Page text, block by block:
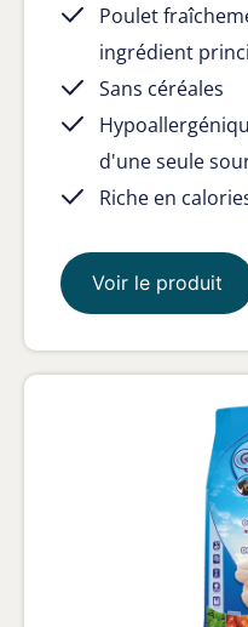
Poulet
ingrédient
Sans céréales
d'une seule
Riche en
Voir le produit